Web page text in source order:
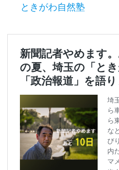
ときがわ自然塾